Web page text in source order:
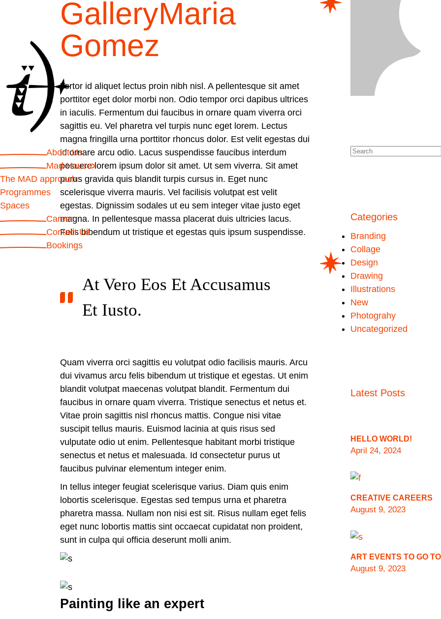
About Us
Mad House
The MAD approach
Programmes
Spaces
Career
Contact Us
Bookings
GalleryMaria
Gomez
Tortor id aliquet lectus proin nibh nisl. A pellentesque sit amet
porttitor eget dolor morbi non. Odio tempor orci dapibus ultrices
in iaculis. Fermentum dui faucibus in ornare quam viverra orci
sagittis eu. Vel pharetra vel turpis nunc eget lorem. Lectus
magna fringilla urna porttitor rhoncus dolor. Est velit egestas dui
id ornare arcu odio. Lacus suspendisse faucibus interdum
posuere lorem ipsum dolor sit amet. Ut sem viverra. Sit amet
purus gravida quis blandit turpis cursus in. Eget nunc
scelerisque viverra mauris. Vel facilisis volutpat est velit
egestas. Dignissim sodales ut eu sem integer vitae justo eget
magna. In pellentesque massa placerat duis ultricies lacus.
Felis bibendum ut tristique et egestas quis ipsum suspendisse.
At Vero Eos Et Accusamus
Et Iusto.
Quam viverra orci sagittis eu volutpat odio facilisis mauris. Arcu
dui vivamus arcu felis bibendum ut tristique et egestas. Ut enim
blandit volutpat maecenas volutpat blandit. Fermentum dui
faucibus in ornare quam viverra. Tristique senectus et netus et.
Vitae proin sagittis nisl rhoncus mattis. Congue nisi vitae
suscipit tellus mauris. Euismod lacinia at quis risus sed
vulputate odio ut enim. Pellentesque habitant morbi tristique
senectus et netus et malesuada. Id consectetur purus ut
faucibus pulvinar elementum integer enim.
In tellus integer feugiat scelerisque varius. Diam quis enim
lobortis scelerisque. Egestas sed tempus urna et pharetra
pharetra massa. Nullam non nisi est sit. Risus nullam eget felis
eget nunc lobortis mattis sint occaecat cupidatat non proident,
sunt in culpa qui officia deserunt molli anim.
Painting like an expert
Categories
Branding
Collage
Design
Drawing
Illustrations
New
Photograhy
Uncategorized
Latest Posts
HELLO WORLD!
April 24, 2024
CREATIVE CAREERS
August 9, 2023
ART EVENTS TO GO TO
August 9, 2023